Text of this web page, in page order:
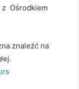
z Ośrodkiem
znaleźć na